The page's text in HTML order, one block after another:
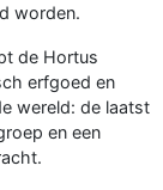
worden.
de Hortus
erfgoed en
wereld: de laatst
en een